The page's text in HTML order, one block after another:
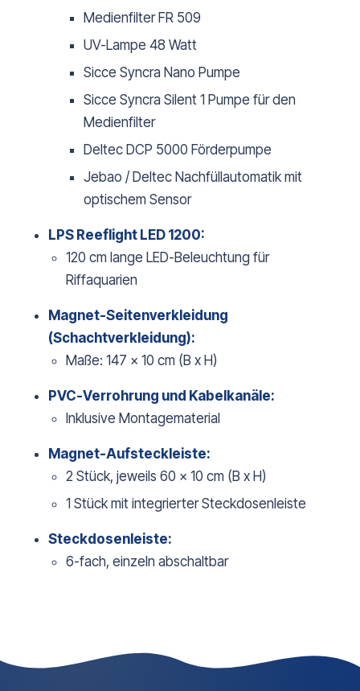
Medienfilter FR 509
UV-Lampe 48 Watt
Sicce Syncra Nano Pumpe
Sicce Syncra Silent 1 Pumpe für den
Medienfilter
Deltec DCP 5000 Förderpumpe
Jebao / Deltec Nachfüllautomatik mit
optischem Sensor
LPS Reeflight LED 1200:
120 cm lange LED-Beleuchtung für
Riffaquarien
Magnet-Seitenverkleidung
(Schachtverkleidung):
Maße: 147 x 10 cm (B x H)
PVC-Verrohrung und Kabelkanäle:
Inklusive Montagematerial
Magnet-Aufsteckleiste:
2 Stück, jeweils 60 x 10 cm (B x H)
1 Stück mit integrierter Steckdosenleiste
Steckdosenleiste:
6-fach, einzeln abschaltbar